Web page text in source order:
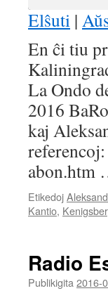
RSS FEED
LINK
EMBED
Elŝuti |
En ĉi tiu
La Ondo
2016
kaj
abon.htm
Etikedoj
Kantio,
Radio
Publikigita 2016-